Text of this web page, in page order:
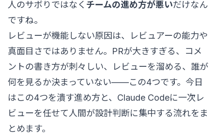
人のサボりではなく チームの進め方が悪いだけなん
ですね。
レビューが機能しない原因は、レビュアーの能力や
真面目さではありません。PRが大きすぎる、コメ
ントの書き方が刺々しい、レビューを溜める、誰が
何を見るか決まっていない——この4つです。今日
はこの4つを潰す進め方と、Claude Codeに一次レ
ビューを任せて人間が設計判断に集中する流れをま
とめます。